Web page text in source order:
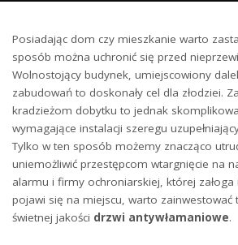
Posiadając dom czy mieszkanie warto
sposób można uchronić się przed
Wolnostojący budynek, umiejscowiony
zabudowań to doskonały cel dla złodziei.
kradzieżom dobytku to jednak
wymagające instalacji szeregu
Tylko w ten sposób możemy znacząco
uniemożliwić przestępcom wtargnięcie na
alarmu i firmy ochroniarskiej, której załoga
pojawi się na miejscu, warto zainwestować
świetnej jakości drzwi antywłamaniowe.